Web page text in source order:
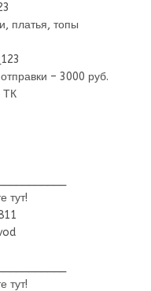
платья, топы
– 3000 руб.
ТК
тут!
тут!